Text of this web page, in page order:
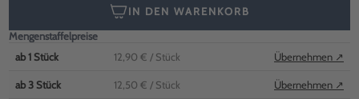
IN DEN WARENKORB
Mengenstaffelpreise
ab1 Stück 12,90 € / Stück Übernehmen ↗
ab3 Stück 12,50 € / Stück Übernehmen ↗